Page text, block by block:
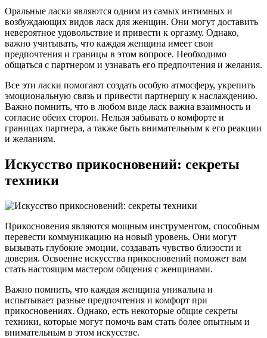
Оральные ласки являются одним из самых интимных и
возбуждающих видов ласк для женщин. Они могут доставить
невероятное удовольствие и привести к оргазму. Однако,
важно учитывать, что каждая женщина имеет свои
предпочтения и границы в этом вопросе. Необходимо
общаться с партнером и узнавать его предпочтения и желания.
Все эти ласки помогают создать особую атмосферу, укрепить
эмоциональную связь и привести партнершу к наслаждению.
Важно помнить, что в любом виде ласк важна взаимность и
согласие обеих сторон. Нельзя забывать о комфорте и
границах партнера, а также быть внимательным к его реакции
и желаниям.
Искусство прикосновений: секреты
техники
Прикосновения являются мощным инструментом, способным
перевести коммуникацию на новый уровень. Они могут
вызывать глубокие эмоции, создавать чувство близости и
доверия. Освоение искусства прикосновений поможет вам
стать настоящим мастером общения с женщинами.
Важно помнить, что каждая женщина уникальна и
испытывает разные предпочтения и комфорт при
прикосновениях. Однако, есть некоторые общие секреты
техники, которые могут помочь вам стать более опытным и
внимательным в этом искусстве.